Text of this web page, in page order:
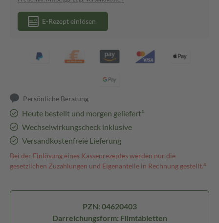
E-Rezept einlösen
Persönliche Beratung
Heute bestellt und morgen geliefert³
Wechselwirkungscheck inklusive
Versandkostenfreie Lieferung
Bei der Einlösung eines Kassenrezeptes werden nur die
gesetzlichen Zuzahlungen und Eigenanteile in Rechnung gestellt.⁴
PZN: 04620403
Darreichungsform: Filmtabletten